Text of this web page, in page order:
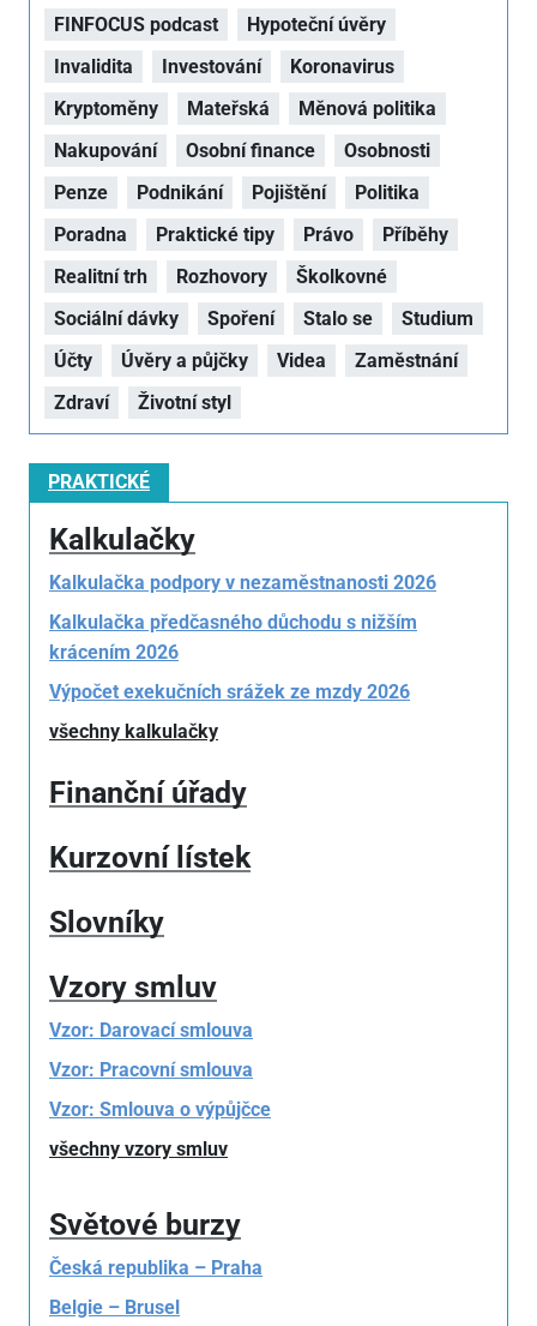
FINFOCUS podcast
Hypoteční úvěry
Invalidita
Investování
Koronavirus
Kryptoměny
Mateřská
Měnová politika
Nakupování
Osobní finance
Osobnosti
Penze
Podnikání Pojištění
Politika
Poradna
Praktické tipy Právo
Příběhy
Realitní trh
Rozhovory
Školkovné
Sociální dávky
Spoření Stalo se
Studium
Účty
Úvěry a půjčky Videa
Zaměstnání
Zdraví
Životní styl
PRAKTICKÉ
Kalkulačky
Kalkulačka podpory v nezaměstnanosti 2026
Kalkulačka předčasného důchodu s nižším
krácením 2026
Výpočet exekučních srážek ze mzdy 2026
všechny kalkulačky
Finanční úřady
Kurzovní lístek
Slovníky
Vzory smluv
Vzor: Darovací smlouva
Vzor: Pracovní smlouva
Vzor: Smlouva o výpůjčce
všechny vzory smluv
Světové burzy
Česká republika – Praha
Belgie – Brusel